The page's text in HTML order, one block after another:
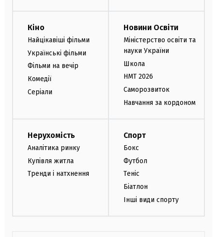
Кіно
Найцікавіші фільми
Українські фільми
Фільми на вечір
Комедії
Серіали
Новини Освіти
Міністерство освіти та
науки України
Школа
НМТ 2026
Саморозвиток
Навчання за кордоном
Нерухомість
Аналітика ринку
Купівля житла
Тренди і натхнення
Спорт
Бокс
Футбол
Теніс
Біатлон
Інші види спорту